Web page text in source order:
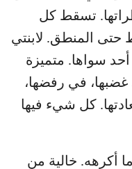
تسقط كل
المنطق. لابنتي
سواها. متميزة
في رفضها،
كل شيء فيها
أكرهه. خالية من